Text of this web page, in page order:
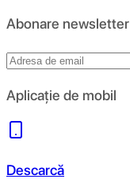
Abonare newsletter
Aplicație de mobil
Descarcă